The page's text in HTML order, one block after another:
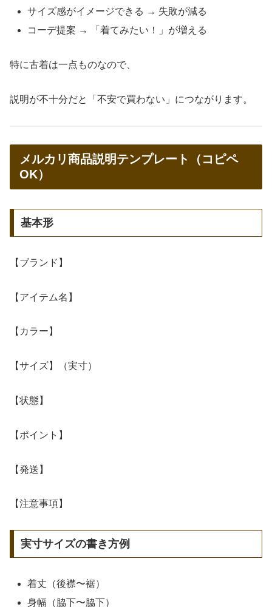
サイズ感がイメージできる → 失敗が減る
コーデ提案 → 「着てみたい！」が増える
特に古着は一点ものなので、
説明が不十分だと「不安で買わない」につながります。
メルカリ商品説明テンプレート（コピペ
OK）
基本形
【ブランド】
【アイテム名】
【カラー】
【サイズ】（実寸）
【状態】
【ポイント】
【発送】
【注意事項】
実寸サイズの書き方例
着丈（後襟〜裾）
身幅（脇下〜脇下）